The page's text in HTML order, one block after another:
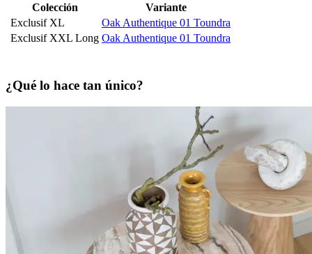
Colección
Variante
Exclusif XL
Oak Authentique 01 Toundra
Exclusif XXL Long Oak Authentique 01 Toundra
¿Qué lo hace tan único?